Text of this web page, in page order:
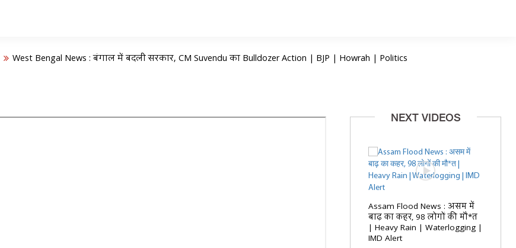
West Bengal News : बंगाल में बदली सरकार, CM Suvendu का Bulldozer Action | BJP | Howrah | Politics
NEXT VIDEOS
Assam Flood News : असम में
बाढ़ का कहर, 98 लोगों की मौ*त
| Heavy Rain | Waterlogging |
IMD Alert